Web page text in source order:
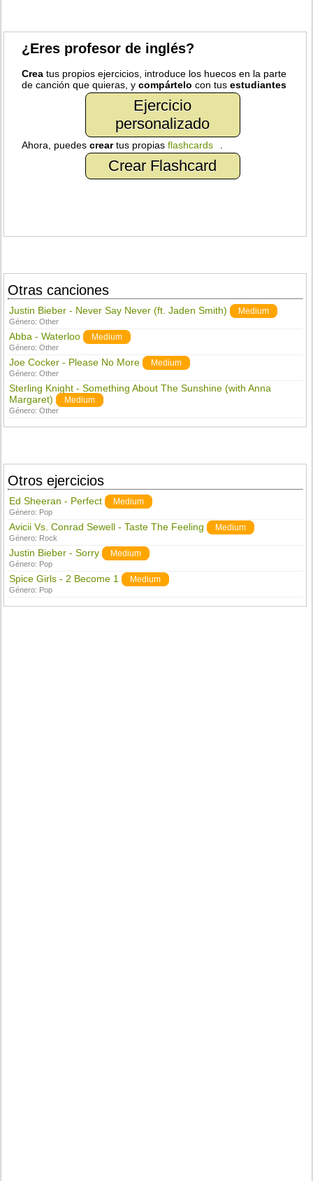
¿Eres profesor de inglés?
Crea tus propios ejercicios, introduce los huecos en la parte
de canción que quieras, ycompártelo con tusestudiantes
Ejercicio
personalizado
Ahora, puedescreartus propiasflashcards
Crear Flashcard
Otras canciones
Justin Bieber - Never Say Never (ft. Jaden Smith) Medium
Género:Other
Abba - Waterloo Medium
Género:Other
Joe Cocker - Please No More Medium
Género:Other
Sterling Knight - Something About The Sunshine (with Anna
Margaret)
Medium
Género:Other
Otros ejercicios
Ed Sheeran - Perfect Medium
Género: Pop
Avicii Vs. Conrad Sewell - Taste The Feeling Medium
Género: Rock
Justin Bieber - Sorry Medium
Género: Pop
Spice Girls - 2 Become 1 Medium
Género: Pop